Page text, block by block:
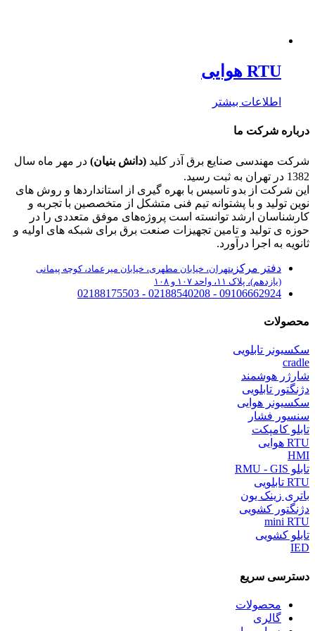
RTU هوایی
اطلاعات بیشتر
درباره شرکت ما
شرکت مهندسی صنایع برق آذر کلید (دانش بنیان) در مهر ماه سال
1382 در تهران به ثبت رسید.
اين شرکت از بدو تاسيس با بهره گيری از استانداردها و روش های
نوین توليد و با پشتوانه تيم فنی متشکل از متخصصين با تجربه و
کارشناسان ارشد توانسته است پروژه‌های موفق متعددی را در
حوزه ی تولید و تامین تجهیزات صنعت برق برای شبکه های اولیه و
ثانویه به اجرا درآورد.
دفتر مرکزیتهران، خیابان مطهری، خیابان میرعماد، کوچه پیمانی
(یازدهم)، پلاک ۱۱، واحد ۱۰۷ و ۱۰۸
09106662924 - 02188540208 - 02188175503
محصولات
سکسیونر تابلویی
cradle
شارژر هوشمند
دژنگتور تابلویی
سکسیونر هوایی
سنسور فشار
تابلو کامپکت
RTU هوایی
HMI
تابلو RMU - GIS
RTU تابلویی
باتری زینک یون
دژنگتور کشویی
mini RTU
تابلو کشویی
IED
دسترسی سریع
محصولات
گالری